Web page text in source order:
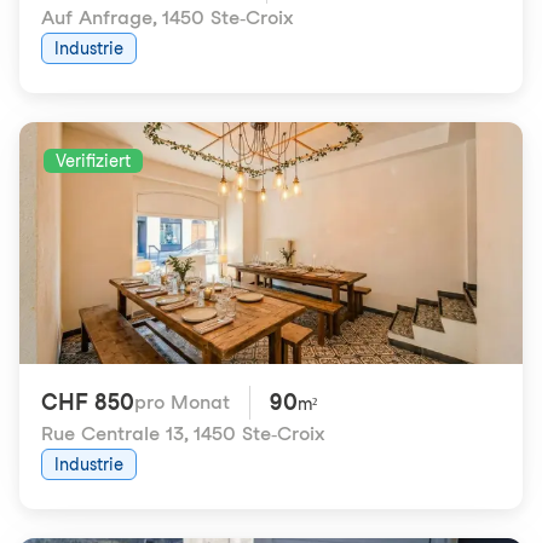
Auf Anfrage, 1450 Ste-Croix
Industrie
Verifiziert
CHF 850pro Monat 90m²
Rue Centrale 13, 1450 Ste-Croix
Industrie